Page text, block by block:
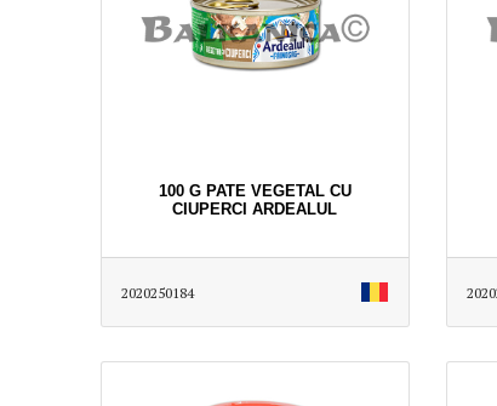
100 G PATE VEGETAL CU
CIUPERCI ARDEALUL
2020250184